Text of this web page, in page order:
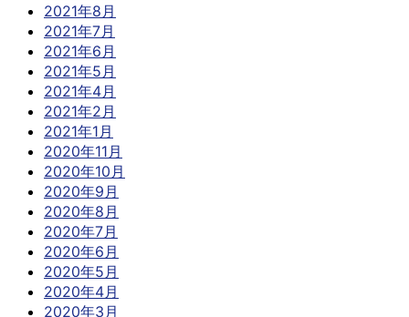
2021年8月
2021年7月
2021年6月
2021年5月
2021年4月
2021年2月
2021年1月
2020年11月
2020年10月
2020年9月
2020年8月
2020年7月
2020年6月
2020年5月
2020年4月
2020年3月